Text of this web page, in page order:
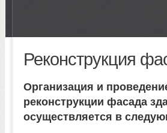
Реконструкция
Организация и
реконструкции фасада
осуществляется в